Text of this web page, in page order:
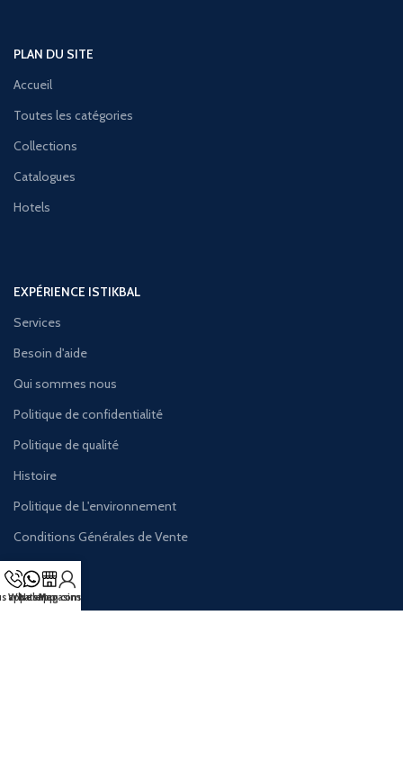
PLAN DU SITE
Accueil
Toutes les catégories
Collections
Catalogues
Hotels
EXPÉRIENCE ISTIKBAL
Services
Besoin d'aide
Qui sommes nous
Politique de confidentialité
Politique de qualité
Histoire
Politique de L'environnement
Conditions Générales de Vente
appeler
Whatsapp
Nos Magasins
Mon compte